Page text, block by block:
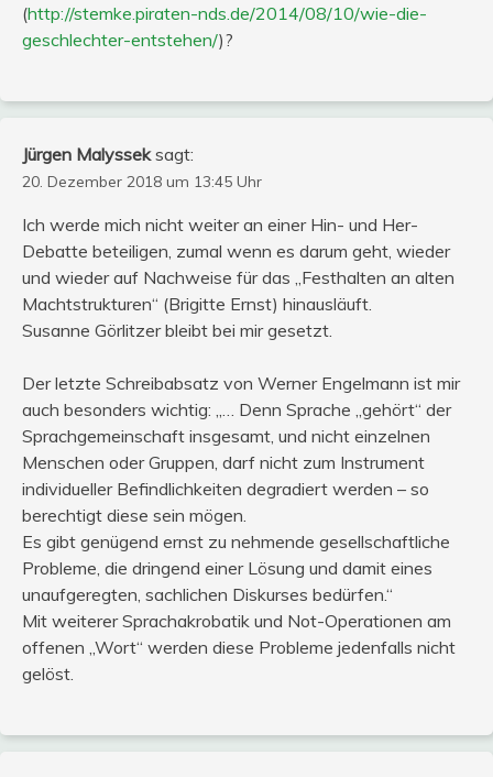
(http://stemke.piraten-nds.de/2014/08/10/wie-die-
geschlechter-entstehen/)?
Jürgen Malyssek sagt:
20. Dezember 2018 um 13:45 Uhr
Ich werde mich nicht weiter an einer Hin- und Her-
Debatte beteiligen, zumal wenn es darum geht, wieder
und wieder auf Nachweise für das „Festhalten an alten
Machtstrukturen“ (Brigitte Ernst) hinausläuft.
Susanne Görlitzer bleibt bei mir gesetzt.
Der letzte Schreibabsatz von Werner Engelmann ist mir
auch besonders wichtig: „… Denn Sprache „gehört“ der
Sprachgemeinschaft insgesamt, und nicht einzelnen
Menschen oder Gruppen, darf nicht zum Instrument
individueller Befindlichkeiten degradiert werden – so
berechtigt diese sein mögen.
Es gibt genügend ernst zu nehmende gesellschaftliche
Probleme, die dringend einer Lösung und damit eines
unaufgeregten, sachlichen Diskurses bedürfen.“
Mit weiterer Sprachakrobatik und Not-Operationen am
offenen „Wort“ werden diese Probleme jedenfalls nicht
gelöst.